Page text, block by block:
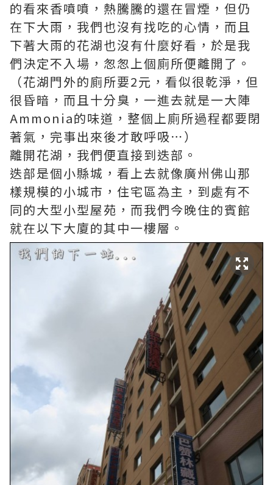
的看來香噴噴，熱騰騰的還在冒煙，但仍
在下大雨，我們也沒有找吃的心情，而且
下著大雨的花湖也沒有什麼好看，於是我
們決定不入場，怱怱上個廁所便離開了。
（花湖門外的廁所要2元，看似很乾淨，但
很昏暗，而且十分臭，一進去就是一大陣
Ammonia的味道，整個上廁所過程都要閉
著氣，完事出來後才敢呼吸⋯）
離開花湖，我們便直接到迭部。
迭部是個小縣城，看上去就像廣州佛山那
樣規模的小城市，住宅區為主，到處有不
同的大型小型屋苑，而我們今晚住的賓館
就在以下大廈的其中一樓層。